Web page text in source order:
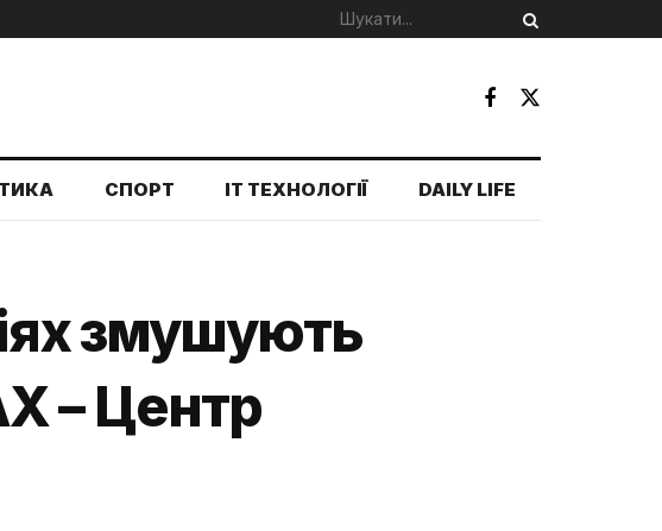
СПОРТ IT ТЕХНОЛОГІЇ DAILY LIFE
змушують
– Центр